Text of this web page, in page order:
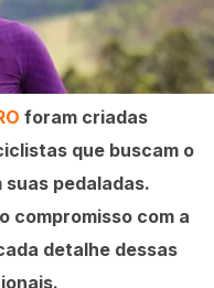
foram criadas
que buscam o
suas pedaladas.
compromisso com a
detalhe dessas